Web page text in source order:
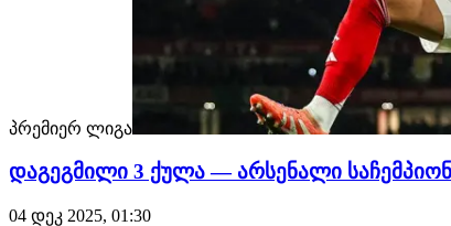
პრემიერ ლიგა
დაგეგმილი 3 ქულა — არსენალი
04 დეკ 2025, 01:30